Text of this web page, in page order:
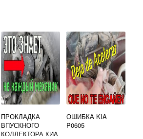
ПРОКЛАДКА
ВПУСКНОГО
КОЛЛЕКТОРА КИА
ОШИБКА KIA
P0605